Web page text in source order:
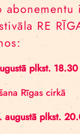
RE
plkst. 18.30
Rīgas cirkā
augustā plkst.